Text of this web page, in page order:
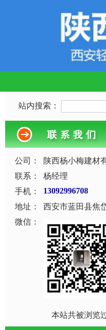
站内搜索：
公司：
陕西杨小梅建材
联系：
杨经理
手机：
13092996708
地址：
西安市蓝田县焦
微信：
本站共被浏览